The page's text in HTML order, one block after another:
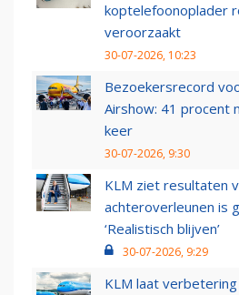
koptelefoonoplader
veroorzaakt
30-07-2026, 10:23
Bezoekersrecord
Airshow: 41 procent
keer
30-07-2026, 9:30
KLM ziet resultaten
achteroverleunen is
‘Realistisch blijven’
30-07-2026, 9:29
KLM laat